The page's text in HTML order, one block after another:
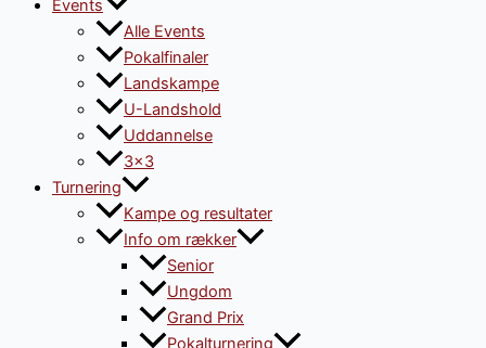
Events
Alle Events
Pokalfinaler
Landskampe
U-Landshold
Uddannelse
3×3
Turnering
Kampe og resultater
Info om rækker
Senior
Ungdom
Grand Prix
Pokalturnering